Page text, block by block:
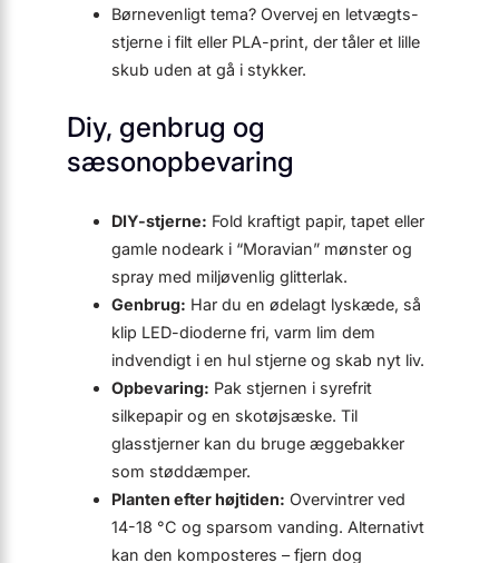
Børnevenligt tema? Overvej en letvægts-
stjerne i filt eller PLA-print, der tåler et lille
skub uden at gå i stykker.
Diy, genbrug og
sæsonopbevaring
DIY-stjerne: Fold kraftigt papir, tapet eller
gamle nodeark i “Moravian” mønster og
spray med miljøvenlig glitterlak.
Genbrug: Har du en ødelagt lyskæde, så
klip LED-dioderne fri, varm lim dem
indvendigt i en hul stjerne og skab nyt liv.
Opbevaring: Pak stjernen i syrefrit
silkepapir og en skotøjsæske. Til
glasstjerner kan du bruge æggebakker
som støddæmper.
Planten efter højtiden: Overvintrer ved
14-18 °C og sparsom vanding. Alternativt
kan den komposteres – fjern dog